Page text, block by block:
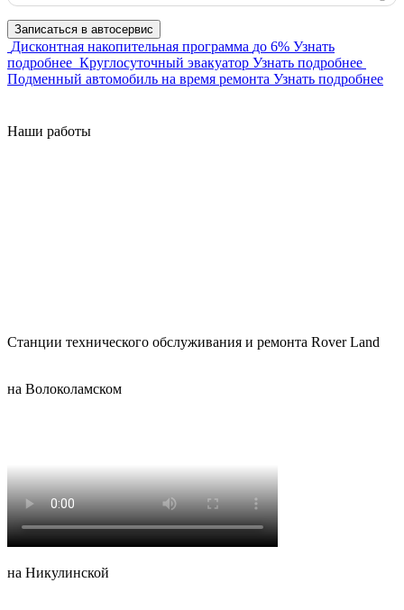
Дисконтная накопительная программа до 6% Узнать
подробнее Круглосуточный эвакуатор Узнать подробнее
Подменный автомобиль на время ремонта Узнать подробнее
Наши работы
Станции технического обслуживания и ремонта Rover Land
на Волоколамском
на Никулинской